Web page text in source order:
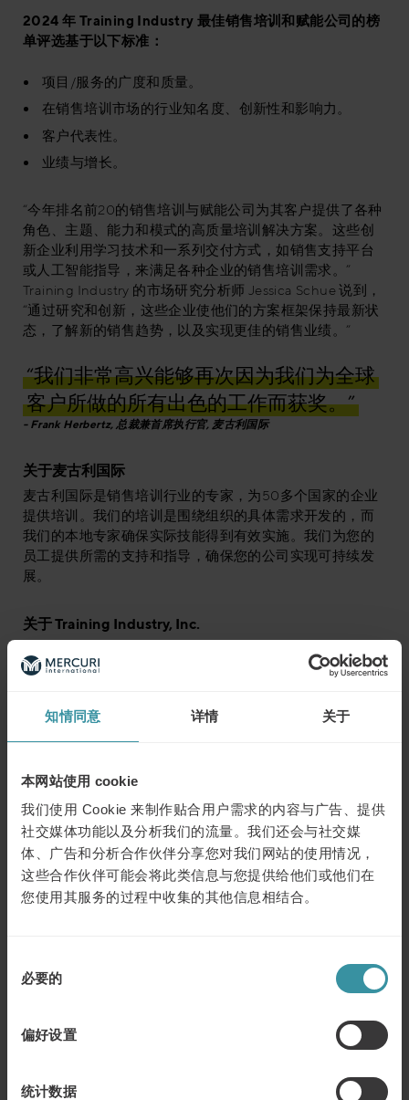
知情同意 详情 关于
本网站使用 cookie
我们使用 Cookie 来制作贴合用户需求的内容与广告、提供
社交媒体功能以及分析我们的流量。我们还会与社交媒
体、广告和分析合作伙伴分享您对我们网站的使用情况，
这些合作伙伴可能会将此类信息与您提供给他们或他们在
您使用其服务的过程中收集的其他信息相结合。
必要的
偏好设置
统计数据
2024 年 Training Industry 最佳销售培训和赋能公司的榜
单评选基于以下标准：
项目/服务的广度和质量。
在销售培训市场的行业知名度、创新性和影响力。
客户代表性。
业绩与增长。
“今年排名前20的销售培训与赋能公司为其客户提供了各种
角色、主题、能力和模式的高质量培训解决方案。这些创
新企业利用学习技术和一系列交付方式，如销售支持平台
或人工智能指导，来满足各种企业的销售培训需求。”
Training Industry 的市场研究分析师 Jessica Schue 说到，
“通过研究和创新，这些企业使他们的方案框架保持最新状
态，了解新的销售趋势，以及实现更佳的销售业绩。”
“我们非常高兴能够再次因为我们为全球
客户所做的所有出色的工作而获奖。”
Frank Herbertz, 总裁兼首席执行官, 麦古利国际
关于麦古利国际
麦古利国际是销售培训行业的专家，为50多个国家的企业
提供培训。我们的培训是围绕组织的具体需求开发的，而
我们的本地专家确保实际技能得到有效实施。我们为您的
员工提供所需的支持和指导，确保您的公司实现可持续发
展。
关于 Training Industry, Inc.
解决方案供应商以及在我们企业学习和发展社区高度参与
挑战、分享创新和交流快速发展的最佳实践，使整个培训
行业受益。
习方面的最值得信赖的信息来源。我们的权威建立在与450
多位专业贡献者的紧密联系上，他们每年与同行分享见解
和可行性分析。Training Industry 通过现场活动、文章、杂
志、网络研讨会、播客、研究和报告，每年产生超过1000
万次的行业互动，而“全球20强销售培训公司榜单”则帮助
企业领导者找到合适的培训合作伙伴。如需推荐，请访
问：
https://trainingindustry.com/rfp
电子邮件：
Elizabeth Parker